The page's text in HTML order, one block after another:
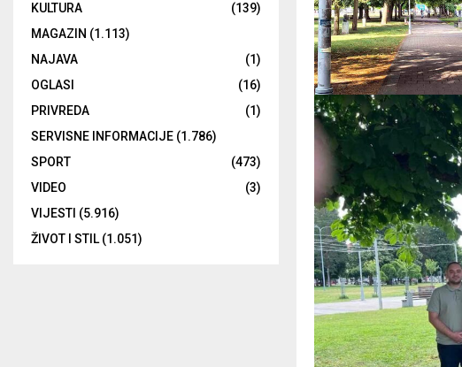
KULTURA
(139)
MAGAZIN (1.113)
NAJAVA
(1)
OGLASI
(16)
PRIVREDA
(1)
SERVISNE INFORMACIJE (1.786)
SPORT
(473)
VIDEO
(3)
VIJESTI (5.916)
ŽIVOT I STIL(1.051)